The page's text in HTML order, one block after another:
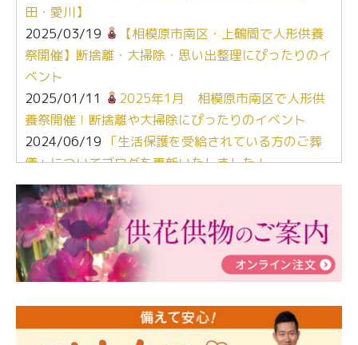
田・愛川】
2025/03/19
【相模原市南区・上鶴間で人形供養
祭開催】断捨離・大掃除・思い出整理にぴったりのイ
ベント
2025/01/11
2025年1月 相模原市南区で人形供
養祭開催！断捨離や大掃除にぴったりのイベント
2024/06/19 「生活保護を受給されている方のご葬
儀」についてブログを更新いたしました！
2024/03/06【終活なるほど教室】「マンガで学
ぶ！はじめてのお葬式」小さな家族葬ハウス®町田成
瀬 ご参加ありがとうございました！
2024/01/19令和6年能登半島地震災害の寄付のご報
告
人形供養 寄付のご報告
2023/12/16終活なるほど教室＠小さな家族葬ハウ